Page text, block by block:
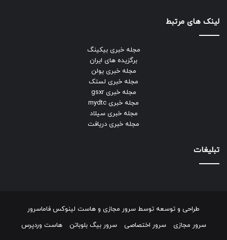
لینک های مرتبط
مجله خبری بیکینگ
برگزیده های ایران
مجله خبری یولن
مجله خبری لستک
مجله خبری gsxr
مجله خبری mydtc
مجله خبری سیلاد
مجله خبری دریافت
تبلیغات
طراحی و توسعه توسط سرور مجازی و هاست لینوکس فاماسرور
سرور مجازی
سرور اختصاصی سرور بیگ بلوباتن هاست وردپرس